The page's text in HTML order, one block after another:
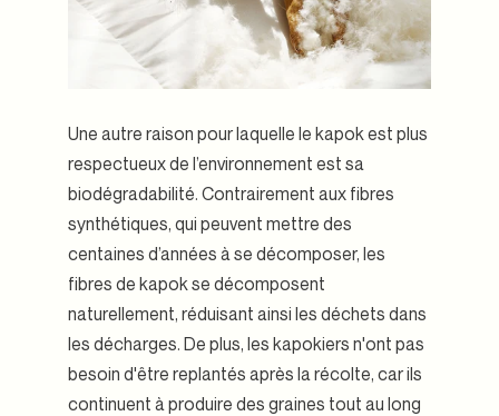
Une autre raison pour laquelle le kapok est plus
respectueux de l’environnement est sa
biodégradabilité. Contrairement aux fibres
synthétiques, qui peuvent mettre des
centaines d’années à se décomposer, les
fibres de kapok se décomposent
naturellement, réduisant ainsi les déchets dans
les décharges. De plus, les kapokiers n'ont pas
besoin d'être replantés après la récolte, car ils
continuent à produire des graines tout au long